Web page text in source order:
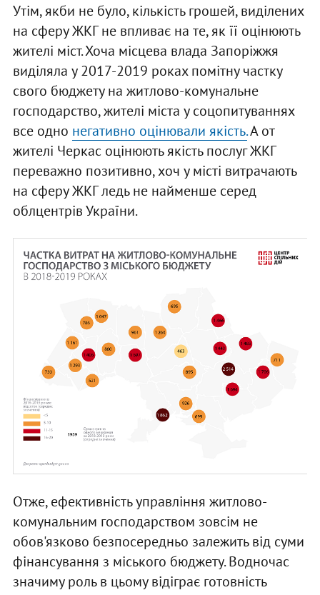
Утім, якби не було, кількість грошей, виділених
на сферу ЖКГ не впливає на те, як її оцінюють
жителі міст. Хоча місцева влада Запоріжжя
виділяла у 2017-2019 роках помітну частку
свого бюджету на житлово-комунальне
господарство, жителі міста у соцопитуваннях
все одно негативно оцінювали якість.А от
жителі Черкас оцінюють якість послуг ЖКГ
переважно позитивно, хоч у місті витрачають
на сферу ЖКГ ледь не найменше серед
облцентрів України.
Отже, ефективність управління житлово-
комунальним господарством зовсім не
обов'язково безпосередньо залежить від суми
фінансування з міського бюджету. Водночас
значиму роль в цьому відіграє готовність